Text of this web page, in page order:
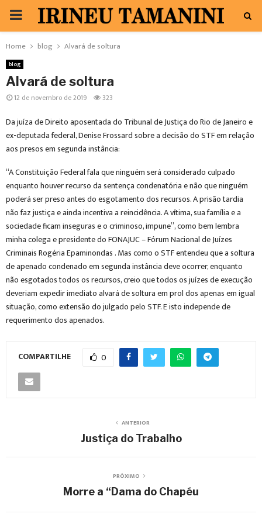
PRIMARY
MENU
Home blog Alvará de soltura
blog
Alvará de soltura
12 de novembro de 2019 323
Da juíza de Direito aposentada do Tribunal de Justiça do Rio de Janeiro e
ex-deputada federal, Denise Frossard sobre a decisão do STF em relação
aos presos em segunda instância:
“A Constituição Federal fala que ninguém será considerado culpado
enquanto houver recurso da sentença condenatória e não que ninguém
poderá ser preso antes do esgotamento dos recursos. A prisão tardia
não faz justiça e ainda incentiva a reincidência. A vítima, sua família e a
sociedade ficam inseguras e o criminoso, impune”, como bem lembra
minha colega e presidente do FONAJUC – Fórum Nacional de Juízes
Criminais Rogéria Epaminondas . Mas como o STF entendeu que a soltura
de apenado condenado em segunda instância deve ocorrer, enquanto
não esgotados todos os recursos, creio que todos os juízes de execução
deveriam expedir imediato alvará de soltura em prol dos apenas em igual
situação, como extensão do julgado pelo STF. E isto independe de
requerimento dos apenados.
COMPARTILHE 0
ANTERIOR
Justiça do Trabalho
PRÓXIMO
Morre a “Dama do Chapéu